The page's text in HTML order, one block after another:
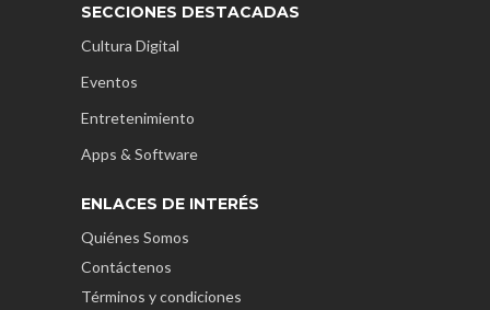
SECCIONES DESTACADAS
Cultura Digital
Eventos
Entretenimiento
Apps & Software
ENLACES DE INTERÉS
Quiénes Somos
Contáctenos
Términos y condiciones